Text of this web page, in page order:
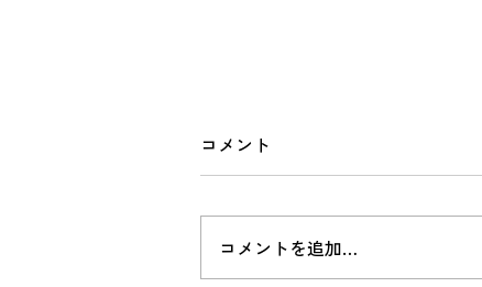
山里の訪問診療
https://youtu.be/Ala0NhST7Qg?
si=VNkJlcOxqhbLxefN
コメント
コメントを追加…